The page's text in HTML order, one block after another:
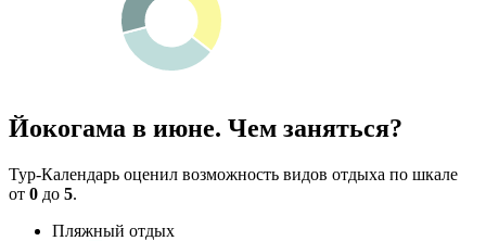
Йокогама в июне. Чем заняться?
Тур-Календарь оценил возможность видов отдыха по шкале
от 0 до 5.
Пляжный отдых